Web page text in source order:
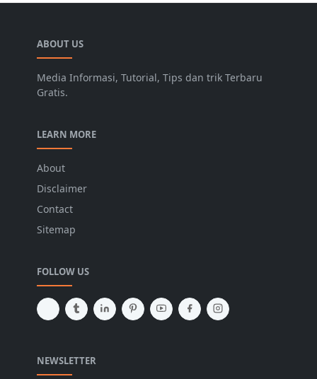
ABOUT US
Media Informasi, Tutorial, Tips dan trik Terbaru
Gratis.
LEARN MORE
About
Disclaimer
Contact
Sitemap
FOLLOW US
NEWSLETTER